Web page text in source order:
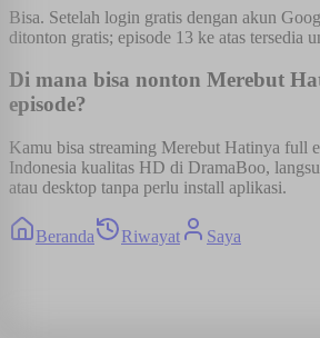
Bisa. Setelah login gratis dengan akun
ditonton gratis; episode 13 ke atas tersedia
Di mana bisa nonton Merebut
episode?
Kamu bisa streaming Merebut Hatinya full
Indonesia kualitas HD di DramaBoo,
atau desktop tanpa perlu install aplikasi.
Beranda Riwayat Saya